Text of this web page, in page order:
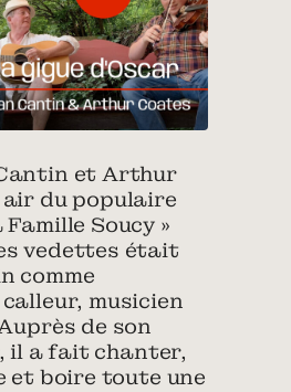
et Arthur
air du populaire
Famille Soucy »
vedettes était
comme
musicien
de son
il a fait chanter,
et boire toute une